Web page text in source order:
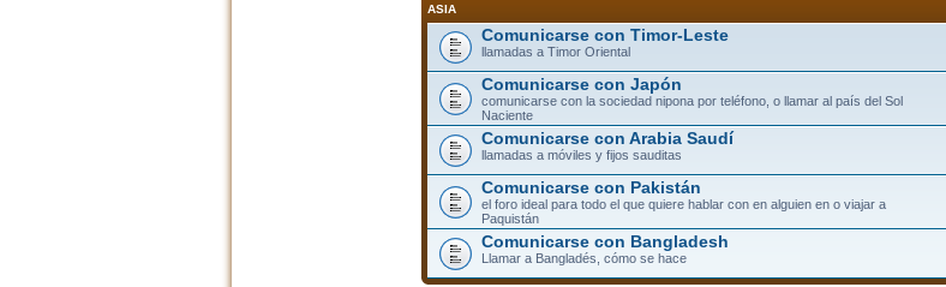
ASIA
Comunicarse con Timor-Leste
llamadas a Timor Oriental
Comunicarse con Japón
comunicarse con la sociedad nipona por teléfono, o llamar al país del Sol
Naciente
Comunicarse con Arabia Saudí
llamadas a móviles y fijos sauditas
Comunicarse con Pakistán
el foro ideal para todo el que quiere hablar con en alguien en o viajar a
Paquistán
Comunicarse con Bangladesh
Llamar a Bangladés, cómo se hace